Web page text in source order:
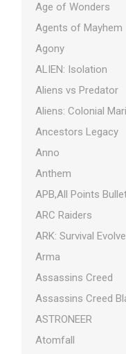
Age of Wonders
Agents of Mayhem
Agony
ALIEN: Isolation
Aliens vs Predator
Aliens: Colonial
Ancestors Legacy
Anno
Anthem
APB,All Points
ARC Raiders
ARK: Survival
Arma
Assassins Creed
Assassins Creed
ASTRONEER
Atomfall